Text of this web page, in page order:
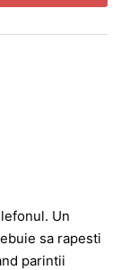
Un
sa rapesti
parintii